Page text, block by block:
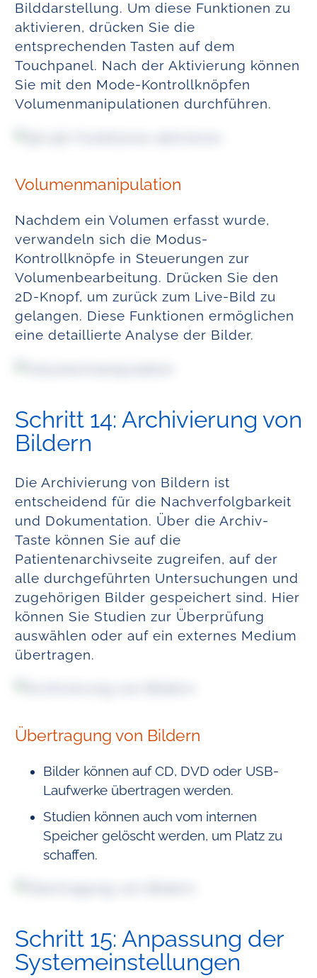
Bilddarstellung. Um diese Funktionen zu
aktivieren, drücken Sie die
entsprechenden Tasten auf dem
Touchpanel. Nach der Aktivierung können
Sie mit den Mode-Kontrollknöpfen
Volumenmanipulationen durchführen.
Volumenmanipulation
Nachdem ein Volumen erfasst wurde,
verwandeln sich die Modus-
Kontrollknöpfe in Steuerungen zur
Volumenbearbeitung. Drücken Sie den
2D-Knopf, um zurück zum Live-Bild zu
gelangen. Diese Funktionen ermöglichen
eine detaillierte Analyse der Bilder.
Schritt 14: Archivierung von
Bildern
Die Archivierung von Bildern ist
entscheidend für die Nachverfolgbarkeit
und Dokumentation. Über die Archiv-
Taste können Sie auf die
Patientenarchivseite zugreifen, auf der
alle durchgeführten Untersuchungen und
zugehörigen Bilder gespeichert sind. Hier
können Sie Studien zur Überprüfung
auswählen oder auf ein externes Medium
übertragen.
Übertragung von Bildern
Bilder können auf CD, DVD oder USB-
Laufwerke übertragen werden.
Studien können auch vom internen
Speicher gelöscht werden, um Platz zu
schaffen.
Schritt 15: Anpassung der
Systemeinstellungen